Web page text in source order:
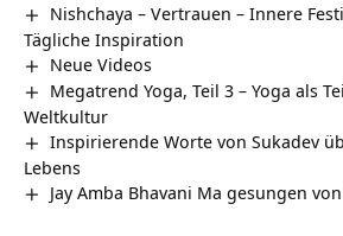
Nishchaya – Vertrauen – Innere
Tägliche Inspiration
Neue Videos
Megatrend Yoga, Teil 3 – Yoga als
Weltkultur
Inspirierende Worte von Sukadev
Lebens
Jay Amba Bhavani Ma gesungen